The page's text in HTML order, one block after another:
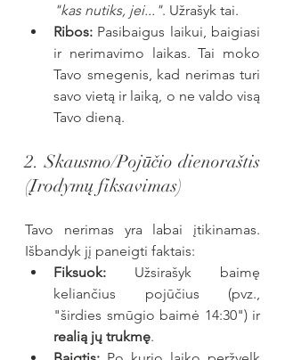
"kas nutiks, jei...". Užrašyk tai.
Ribos: Pasibaigus laikui, baigiasi
ir nerimavimo laikas. Tai moko
Tavo smegenis, kad nerimas turi
savo vietą ir laiką, o ne valdo visą
Tavo dieną.
2. Skausmo/Pojūčio dienoraštis
(Įrodymų fiksavimas)
Tavo nerimas yra labai įtikinamas.
Išbandyk jį paneigti faktais:
Fiksuok: Užsirašyk baimę
keliančius pojūčius (pvz.,
realią jų trukmę.